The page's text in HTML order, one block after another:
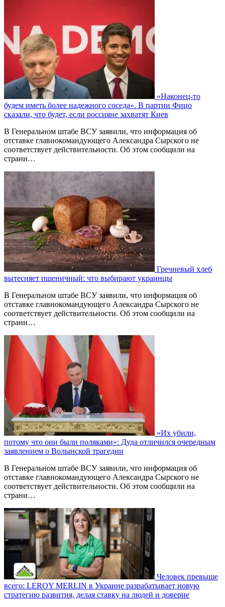
«Наконец-то
будем иметь более надежного соседа». В партии Фицо
сказали, что будет, если россияне захватят Киев
В Генеральном штабе ВСУ заявили, что информация об
отставке главнокомандующего Александра Сырского не
соответствует действительности. Об этом сообщили на
страни…
Гречневый хлеб
вытесняет пшеничный: что выбирают украинцы
В Генеральном штабе ВСУ заявили, что информация об
отставке главнокомандующего Александра Сырского не
соответствует действительности. Об этом сообщили на
страни…
«Их убили,
потому что они были поляками»: Дуда отличился очередным
заявлением о Волынской трагедии
В Генеральном штабе ВСУ заявили, что информация об
отставке главнокомандующего Александра Сырского не
соответствует действительности. Об этом сообщили на
страни…
Человек превыше
всего: LEROY MERLIN в Украине разрабатывает новую
стратегию развития, делая ставку на людей и доверие